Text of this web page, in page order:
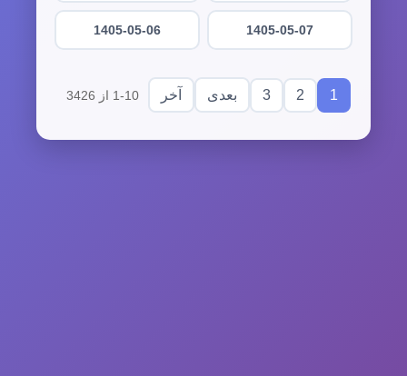
1405-05-07
1405-05-06
1
2
3 بعدی آخر 1-10 از 3426